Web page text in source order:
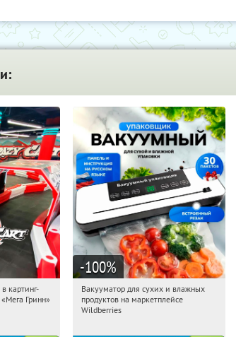
Купили:
картинг-
Гринн»
-100%
21:31:51 Получили:180
Россия
Вакууматор для сухих и влажных
продуктов на маркетплейсе
Wildberries